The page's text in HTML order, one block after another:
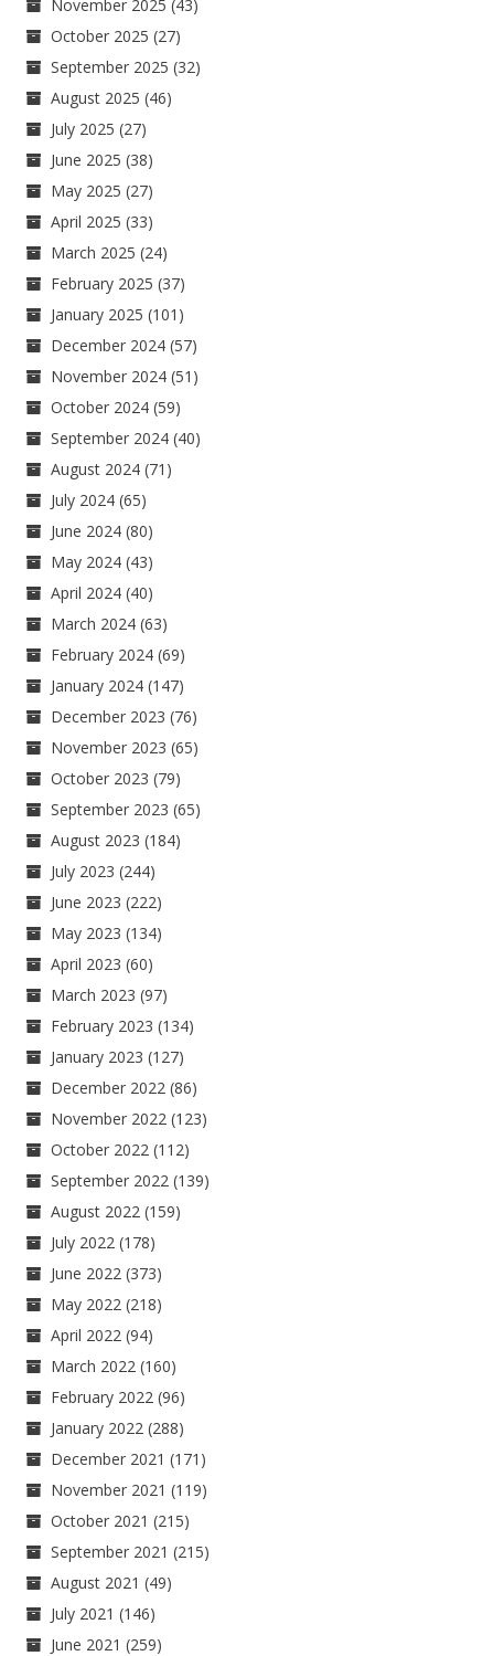
November 2025 (43)
October 2025 (27)
September 2025 (32)
August 2025 (46)
July 2025 (27)
June 2025 (38)
May 2025 (27)
April 2025 (33)
March 2025 (24)
February 2025 (37)
January 2025 (101)
December 2024 (57)
November 2024 (51)
October 2024 (59)
September 2024 (40)
August 2024 (71)
July 2024 (65)
June 2024 (80)
May 2024 (43)
April 2024 (40)
March 2024 (63)
February 2024 (69)
January 2024 (147)
December 2023 (76)
November 2023 (65)
October 2023 (79)
September 2023 (65)
August 2023 (184)
July 2023 (244)
June 2023 (222)
May 2023 (134)
April 2023 (60)
March 2023 (97)
February 2023 (134)
January 2023 (127)
December 2022 (86)
November 2022 (123)
October 2022 (112)
September 2022 (139)
August 2022 (159)
July 2022 (178)
June 2022 (373)
May 2022 (218)
April 2022 (94)
March 2022 (160)
February 2022 (96)
January 2022 (288)
December 2021 (171)
November 2021 (119)
October 2021 (215)
September 2021 (215)
August 2021 (49)
July 2021 (146)
June 2021 (259)